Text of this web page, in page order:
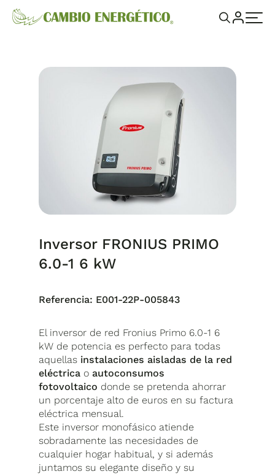
Inversor FRONIUS PRIMO
6.0-1 6 kW
Referencia: E001-22P-005843
El inversor de red Fronius Primo 6.0-1 6
kW de potencia es perfecto para todas
aquellas instalaciones aisladas de la red
eléctrica o autoconsumos
fotovoltaico donde se pretenda ahorrar
un porcentaje alto de euros en su factura
eléctrica mensual.
Este inversor monofásico atiende
sobradamente las necesidades de
cualquier hogar habitual, y si además
juntamos su elegante diseño y su